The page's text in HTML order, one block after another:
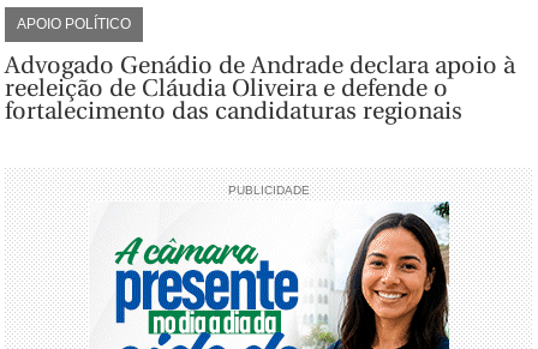
APOIO POLÍTICO
Advogado Genádio de Andrade declara apoio à
reeleição de Cláudia Oliveira e defende o
fortalecimento das candidaturas regionais
PUBLICIDADE